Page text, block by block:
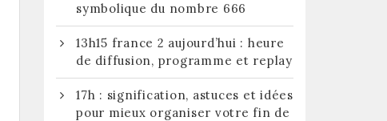
symbolique du nombre 666
13h15 france 2 aujourd’hui : heure
de diffusion, programme et replay
17h : signification, astuces et idées
pour mieux organiser votre fin de